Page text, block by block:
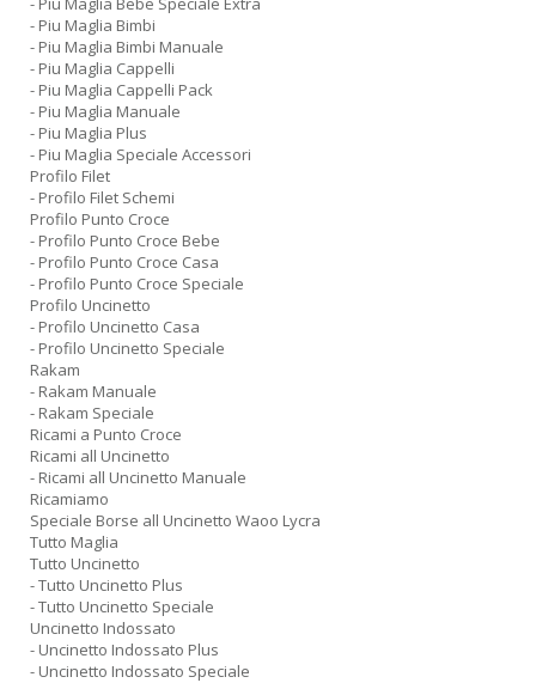
- Piu Maglia Bimbi
- Piu Maglia Bimbi Manuale
- Piu Maglia Cappelli
- Piu Maglia Cappelli Pack
- Piu Maglia Manuale
- Piu Maglia Plus
- Piu Maglia Speciale Accessori
Profilo Filet
- Profilo Filet Schemi
Profilo Punto Croce
- Profilo Punto Croce Bebe
- Profilo Punto Croce Casa
- Profilo Punto Croce Speciale
Profilo Uncinetto
- Profilo Uncinetto Casa
- Profilo Uncinetto Speciale
Rakam
- Rakam Manuale
- Rakam Speciale
Ricami a Punto Croce
Ricami all Uncinetto
- Ricami all Uncinetto Manuale
Ricamiamo
Speciale Borse all Uncinetto Waoo Lycra
Tutto Maglia
Tutto Uncinetto
- Tutto Uncinetto Plus
- Tutto Uncinetto Speciale
Uncinetto Indossato
- Uncinetto Indossato Plus
- Uncinetto Indossato Speciale